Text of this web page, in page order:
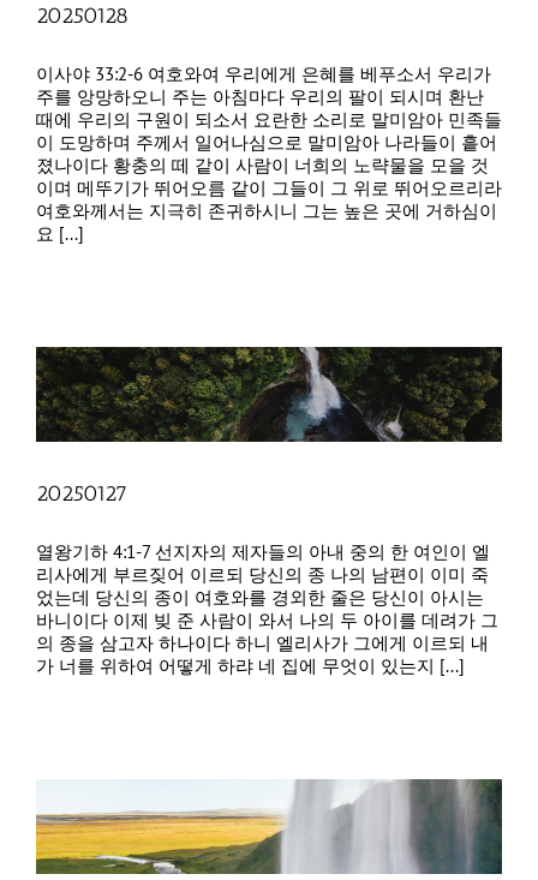
20250128
이사야 33:2-6 여호와여 우리에게 은혜를 베푸소서 우리가
주를 앙망하오니 주는 아침마다 우리의 팔이 되시며 환난
때에 우리의 구원이 되소서 요란한 소리로 말미암아 민족들
이 도망하며 주께서 일어나심으로 말미암아 나라들이 흩어
졌나이다 황충의 떼 같이 사람이 너희의 노략물을 모을 것
이며 메뚜기가 뛰어오름 같이 그들이 그 위로 뛰어오르리라
여호와께서는 지극히 존귀하시니 그는 높은 곳에 거하심이
요 [...]
20250127
열왕기하 4:1-7 선지자의 제자들의 아내 중의 한 여인이 엘
리사에게 부르짖어 이르되 당신의 종 나의 남편이 이미 죽
었는데 당신의 종이 여호와를 경외한 줄은 당신이 아시는
바니이다 이제 빚 준 사람이 와서 나의 두 아이를 데려가 그
의 종을 삼고자 하나이다 하니 엘리사가 그에게 이르되 내
가 너를 위하여 어떻게 하랴 네 집에 무엇이 있는지 [...]